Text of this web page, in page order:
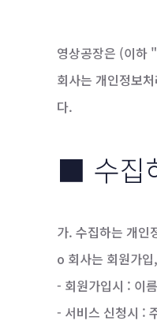
영상공장은 (이하
회사는 개인정보
다.
■ 수집
가. 수집하는 개인
o 회사는 회원가
- 회원가입시 : 이
- 서비스 신청시 :